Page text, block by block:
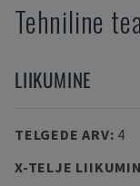
Tehniline
LIIKUMINE
TELGEDE ARV: 4
X-TELJE